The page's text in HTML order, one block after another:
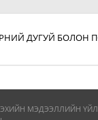
ДУГУЙ БОЛОН
МЭДЭЭЛЛИЙН